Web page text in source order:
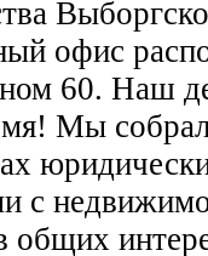
офис
60. Наш
Мы
с
общих